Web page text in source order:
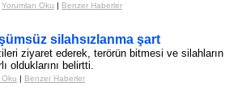
Yorumları Oku | Benzer Haberler
silahsızlanma şart
ziyaret ederek, terörün bitmesi ve
olduklarını belirtti.
Oku | Benzer Haberler